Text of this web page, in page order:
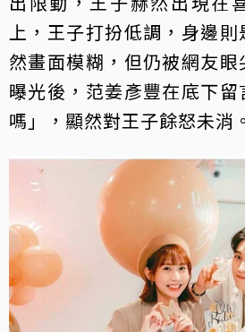
上，王子打扮低調，身邊
然畫面模糊，但仍被網友
曝光後，范姜彥豐在底下
嗎」，顯然對王子餘怒未消。